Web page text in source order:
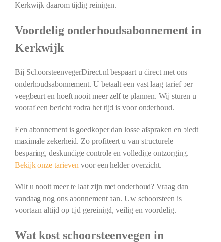
Kerkwijk daarom tijdig reinigen.
Voordelig onderhoudsabonnement in
Kerkwijk
Bij SchoorsteenvegerDirect.nl bespaart u direct met ons
onderhoudsabonnement. U betaalt een vast laag tarief per
veegbeurt en hoeft nooit meer zelf te plannen. Wij sturen u
vooraf een bericht zodra het tijd is voor onderhoud.
Een abonnement is goedkoper dan losse afspraken en biedt
maximale zekerheid. Zo profiteert u van structurele
besparing, deskundige controle en volledige ontzorging.
Bekijk onze tarieven voor een helder overzicht.
Wilt u nooit meer te laat zijn met onderhoud? Vraag dan
vandaag nog ons abonnement aan. Uw schoorsteen is
voortaan altijd op tijd gereinigd, veilig en voordelig.
Wat kost schoorsteenvegen in